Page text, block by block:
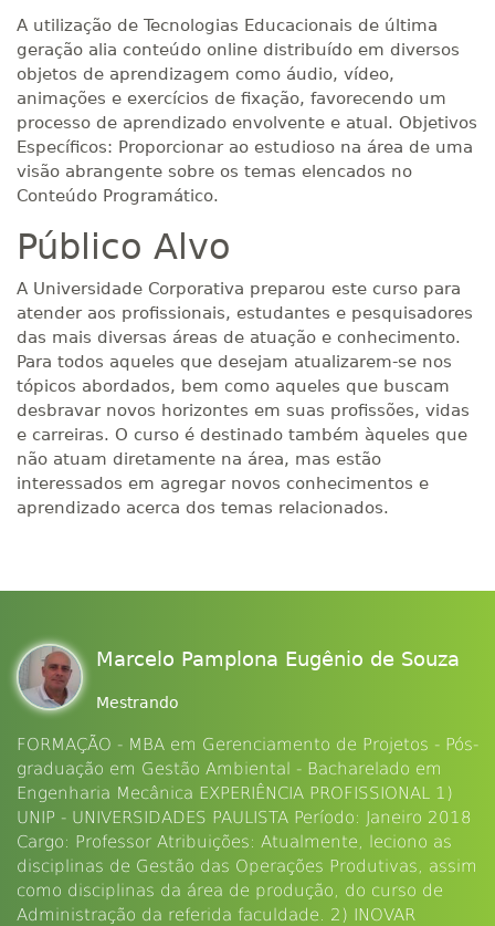
A utilização de Tecnologias Educacionais de última
geração alia conteúdo online distribuído em diversos
objetos de aprendizagem como áudio, vídeo,
animações e exercícios de fixação, favorecendo um
processo de aprendizado envolvente e atual. Objetivos
Específicos: Proporcionar ao estudioso na área de uma
visão abrangente sobre os temas elencados no
Conteúdo Programático.
Público Alvo
A Universidade Corporativa preparou este curso para
atender aos profissionais, estudantes e pesquisadores
das mais diversas áreas de atuação e conhecimento.
Para todos aqueles que desejam atualizarem-se nos
tópicos abordados, bem como aqueles que buscam
desbravar novos horizontes em suas profissões, vidas
e carreiras. O curso é destinado também àqueles que
não atuam diretamente na área, mas estão
interessados em agregar novos conhecimentos e
aprendizado acerca dos temas relacionados.
Marcelo Pamplona Eugênio de Souza
Mestrando
FORMAÇÃO - MBA em Gerenciamento de Projetos - Pós-
graduação em Gestão Ambiental - Bacharelado em
Engenharia Mecânica EXPERIÊNCIA PROFISSIONAL 1)
UNIP - UNIVERSIDADES PAULISTA Período: Janeiro 2018
Cargo: Professor Atribuições: Atualmente, leciono as
disciplinas de Gestão das Operações Produtivas, assim
como disciplinas da área de produção, do curso de
Administração da referida faculdade. 2) INOVAR